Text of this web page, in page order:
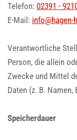
Telefon: 02391 -
E-Mail: info@hagen-
Verantwortliche
Person, die allein
Zwecke und Mittel
Daten (z. B.
Speicherdauer